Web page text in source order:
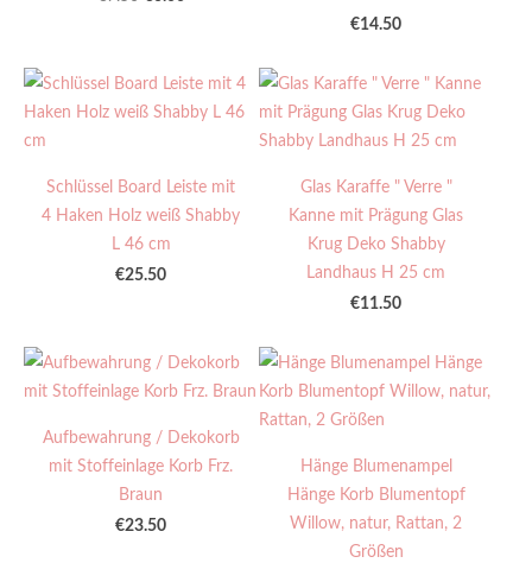
€14.50
Schlüssel Board Leiste mit
4 Haken Holz weiß Shabby
L 46 cm
€25.50
Glas Karaffe " Verre "
Kanne mit Prägung Glas
Krug Deko Shabby
Landhaus H 25 cm
€11.50
Aufbewahrung / Dekokorb
mit Stoffeinlage Korb Frz.
Braun
€23.50
Hänge Blumenampel
Hänge Korb Blumentopf
Willow, natur, Rattan, 2
Größen